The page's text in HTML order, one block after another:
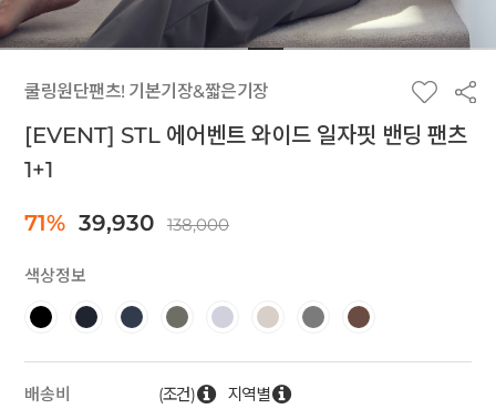
쿨링원단팬츠! 기본기장&짧은기장
[EVENT] STL 에어벤트 와이드 일자핏 밴딩 팬츠
1+1
71% 39,930 138,000
색상정보
배송비 (조건) 지역별